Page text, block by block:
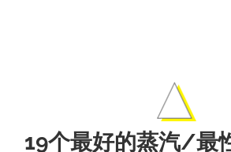
19个最好的蒸汽/最